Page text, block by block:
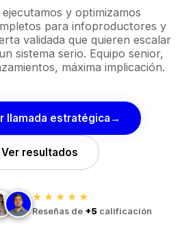
ejecutamos y optimizamos
para infoproductores y
validada que quieren escalar
sistema serio. Equipo senior,
máxima implicación.
llamada estratégica →
Ver resultados
★★★★★
Reseñas de +5calificación